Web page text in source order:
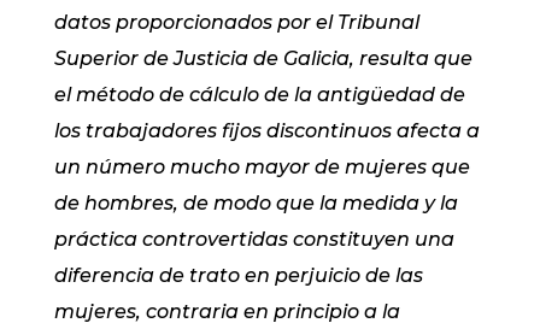
datos proporcionados por el Tribunal
Superior de Justicia de Galicia, resulta que
el método de cálculo de la antigüedad de
los trabajadores fijos discontinuos afecta a
un número mucho mayor de mujeres que
de hombres, de modo que la medida y la
práctica controvertidas constituyen una
diferencia de trato en perjuicio de las
mujeres, contraria en principio a la